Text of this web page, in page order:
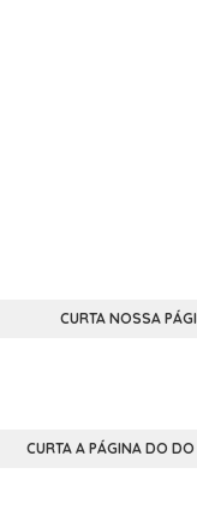
CURTA NOSSA
CURTA A PÁGINA DO